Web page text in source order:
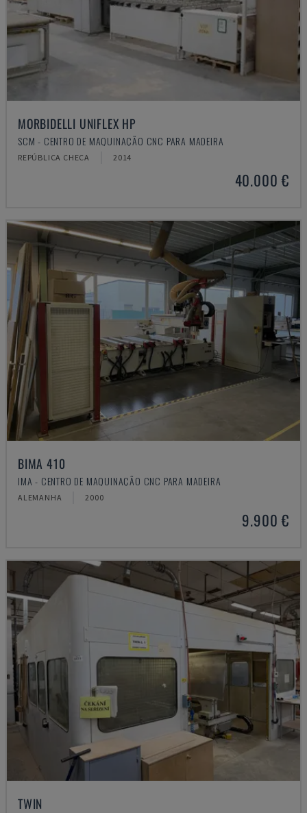
MORBIDELLI UNIFLEX HP
SCM - CENTRO DE MAQUINAÇÃO CNC PARA MADEIRA
REPÚBLICA CHECA 2014
40.000 €
BIMA 410
IMA - CENTRO DE MAQUINAÇÃO CNC PARA MADEIRA
ALEMANHA 2000
9.900 €
TWIN